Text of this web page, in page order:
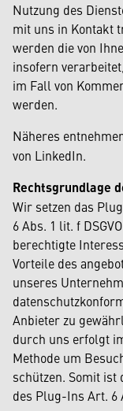
Nutzung des
mit uns in Kontakt
werden die von
insofern
im Fall von
werden.
Näheres
von LinkedIn.
Rechtsgrundlage
Wir setzen das
6 Abs. 1 lit. f
berechtigte
Vorteile des
unseres
Anbieter zu
durch uns erfolgt
Methode um
schützen. Somit
des Plug-Ins Art. 6